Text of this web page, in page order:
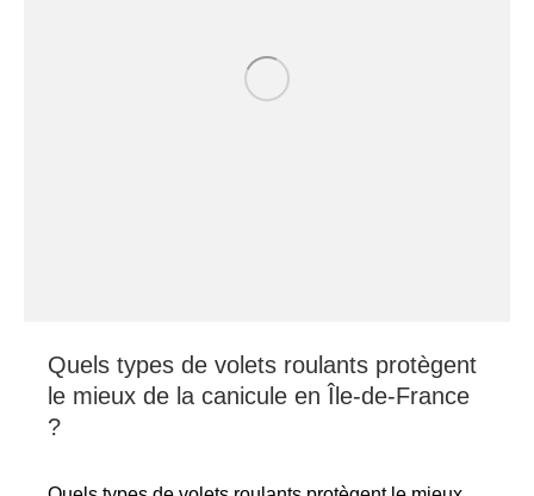
Quels types de volets roulants protègent
le mieux de la canicule en Île-de-France
?